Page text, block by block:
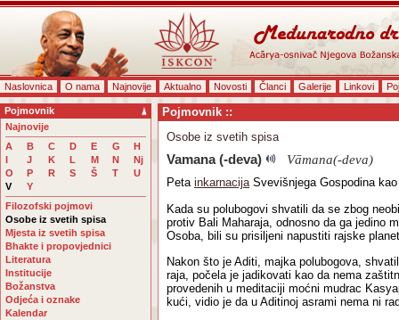
Naslovnica O nama Najnovije Aktualno Novosti Članci Galerije Linkovi
Pojmovnik
Najnovije
A
B C D E G
H
I
J K L M N
Nj
O
P R S Š T
U
V
Y
Filozofski pojmovi
Osobe iz svetih spisa
Mjesta iz svetih spisa
Bhakte i propovjednici
Literatura
Institucije
Božanstva
Odjeća i oznake
Kalendar
Pojmovnik ::
Osobe iz svetih spisa
Vamana (-deva) Vāmana(-deva)
Peta inkarnacijaSvevišnjega Gospodina
Kada su polubogovi shvatili da se zbog
protiv Bali Maharaja, odnosno da ga jedino
Osoba, bili su prisiljeni napustiti rajske
Nakon što je Aditi, majka polubogova,
raja, počela je jadikovati kao da nema
provedenih u meditaciji moćni mudrac
kući, vidio je da u Aditinoj asrami nema ni